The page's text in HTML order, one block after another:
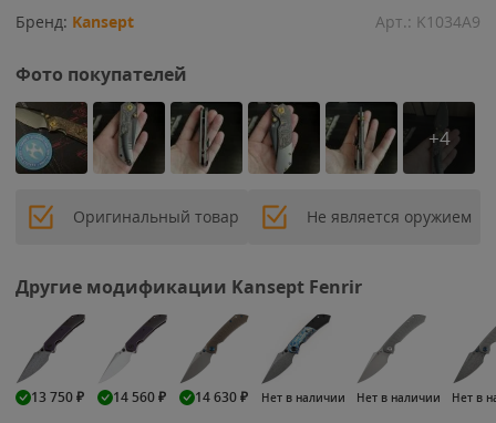
Бренд: Kansept Арт.: K1034A9
Фото покупателей
+4
Оригинальный товар Не является оружием
Другие модификации Kansept Fenrir
13 750₽ 14 560₽ 14 630₽ Нет в наличии Нет в наличии Нет в